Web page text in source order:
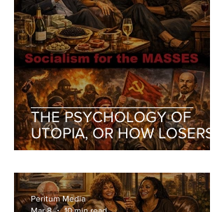
THE PSYCHOLOGY OF
UTOPIA, OR HOW LOSERS
FOUND THEMSELVES A
RELIGION
Peritum Media